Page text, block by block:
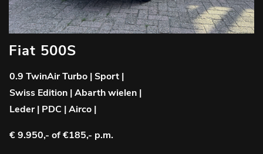
Fiat 500S
0.9 TwinAir Turbo | Sport |
Swiss Edition | Abarth wielen |
Leder | PDC | Airco |
€ 9.950,- of €185,- p.m.